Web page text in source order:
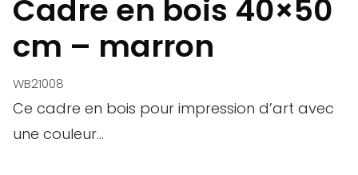
Cadre en bois 40×50
cm – marron
WB21008
Ce cadre en bois pour impression d’art avec
une couleur...